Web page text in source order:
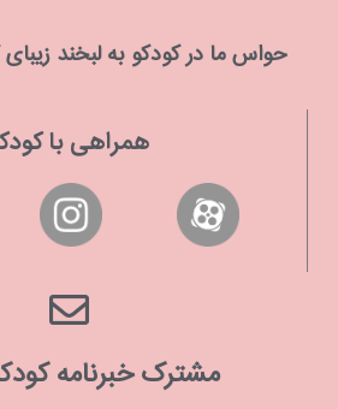
حواس ما در كودكو به لبخند
همراهی با
مشترک خبرنامه